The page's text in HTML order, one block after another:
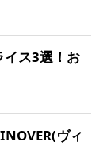
イス3選！お
ヴィ